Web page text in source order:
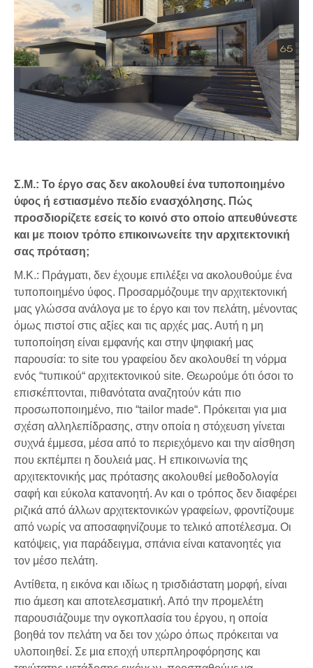
Σ.Μ.: Το έργο σας δεν ακολουθεί ένα τυποποιημένο
ύφος ή εστιασμένο πεδίο ενασχόλησης. Πώς
προσδιορίζετε εσείς το κοινό στο οποίο απευθύνεστε
και με ποιον τρόπο επικοινωνείτε την αρχιτεκτονική
σας πρόταση;
Μ.Κ.: Πράγματι, δεν έχουμε επιλέξει να ακολουθούμε ένα
τυποποιημένο ύφος. Προσαρμόζουμε την αρχιτεκτονική
μας γλώσσα ανάλογα με το έργο και τον πελάτη, μένοντας
όμως πιστοί στις αξίες και τις αρχές μας. Αυτή η μη
τυποποίηση είναι εμφανής και στην ψηφιακή μας
παρουσία: το site του γραφείου δεν ακολουθεί τη νόρμα
ενός “τυπικού“ αρχιτεκτονικού site. Θεωρούμε ότι όσοι το
επισκέπτονται, πιθανότατα αναζητούν κάτι πιο
προσωποποιημένο, πιο “tailor made“. Πρόκειται για μια
σχέση αλληλεπίδρασης, στην οποία η στόχευση γίνεται
συχνά έμμεσα, μέσα από το περιεχόμενο και την αίσθηση
που εκπέμπει η δουλειά μας. Η επικοινωνία της
αρχιτεκτονικής μας πρότασης ακολουθεί μεθοδολογία
σαφή και εύκολα κατανοητή. Αν και ο τρόπος δεν διαφέρει
ριζικά από άλλων αρχιτεκτονικών γραφείων, φροντίζουμε
από νωρίς να αποσαφηνίζουμε το τελικό αποτέλεσμα. Οι
κατόψεις, για παράδειγμα, σπάνια είναι κατανοητές για
τον μέσο πελάτη.
Αντίθετα, η εικόνα και ιδίως η τρισδιάστατη μορφή, είναι
πιο άμεση και αποτελεσματική. Από την προμελέτη
παρουσιάζουμε την ογκοπλασία του έργου, η οποία
βοηθά τον πελάτη να δει τον χώρο όπως πρόκειται να
υλοποιηθεί. Σε μια εποχή υπερπληροφόρησης και